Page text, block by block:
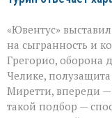
«Ювентус» выставил
на сыгранность и
Грегорио, оборона
Челике,
Миретти, впереди
такой подбор —